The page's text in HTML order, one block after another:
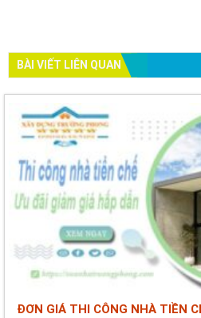
BÀI VIẾT LIÊN QUAN
ĐƠN GIÁ THI CÔNG NHÀ TIỀN